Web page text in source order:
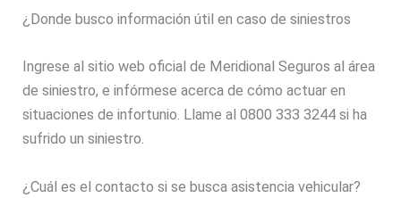
¿Donde busco información útil en caso de siniestros
Ingrese al sitio web oficial de Meridional Seguros al área
de siniestro, e infórmese acerca de cómo actuar en
situaciones de infortunio. Llame al 0800 333 3244 si ha
sufrido un siniestro.
¿Cuál es el contacto si se busca asistencia vehicular?